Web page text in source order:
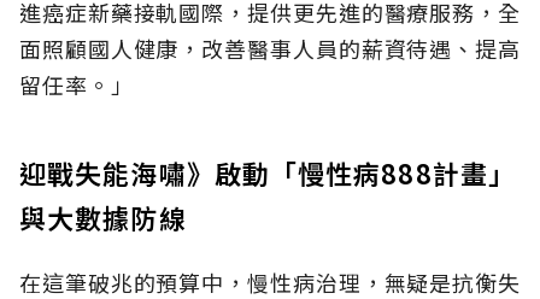
進癌症新藥接軌國際，提供更先進的醫療服務，全
面照顧國人健康，改善醫事人員的薪資待遇、提高
留任率。」
迎戰失能海嘯》啟動「慢性病888計畫」
與大數據防線
在這筆破兆的預算中，慢性病治理，無疑是抗衡失